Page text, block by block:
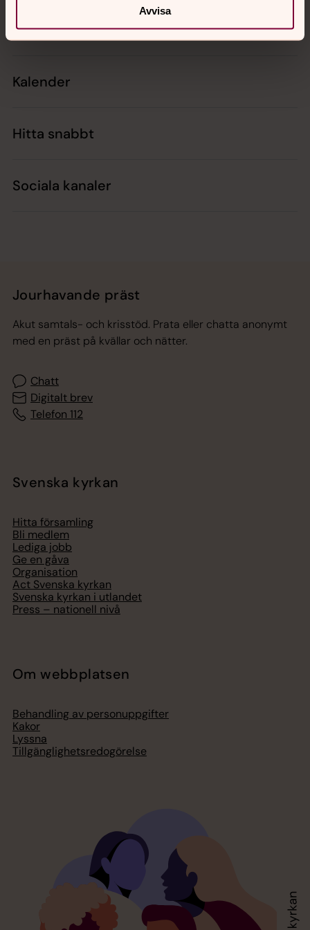
Avvisa
Kontakt
Kalender
Hitta snabbt
Sociala kanaler
Jourhavande präst
Akut samtals- och krisstöd. Prata eller chatta anonymt
med en präst på kvällar och nätter.
Chatt
Digitalt brev
Telefon 112
Svenska kyrkan
Hitta församling
Bli medlem
Lediga jobb
Ge en gåva
Organisation
Act Svenska kyrkan
Svenska kyrkan i utlandet
Press – nationell nivå
Om webbplatsen
Behandling av personuppgifter
Kakor
Lyssna
Tillgänglighetsredogörelse